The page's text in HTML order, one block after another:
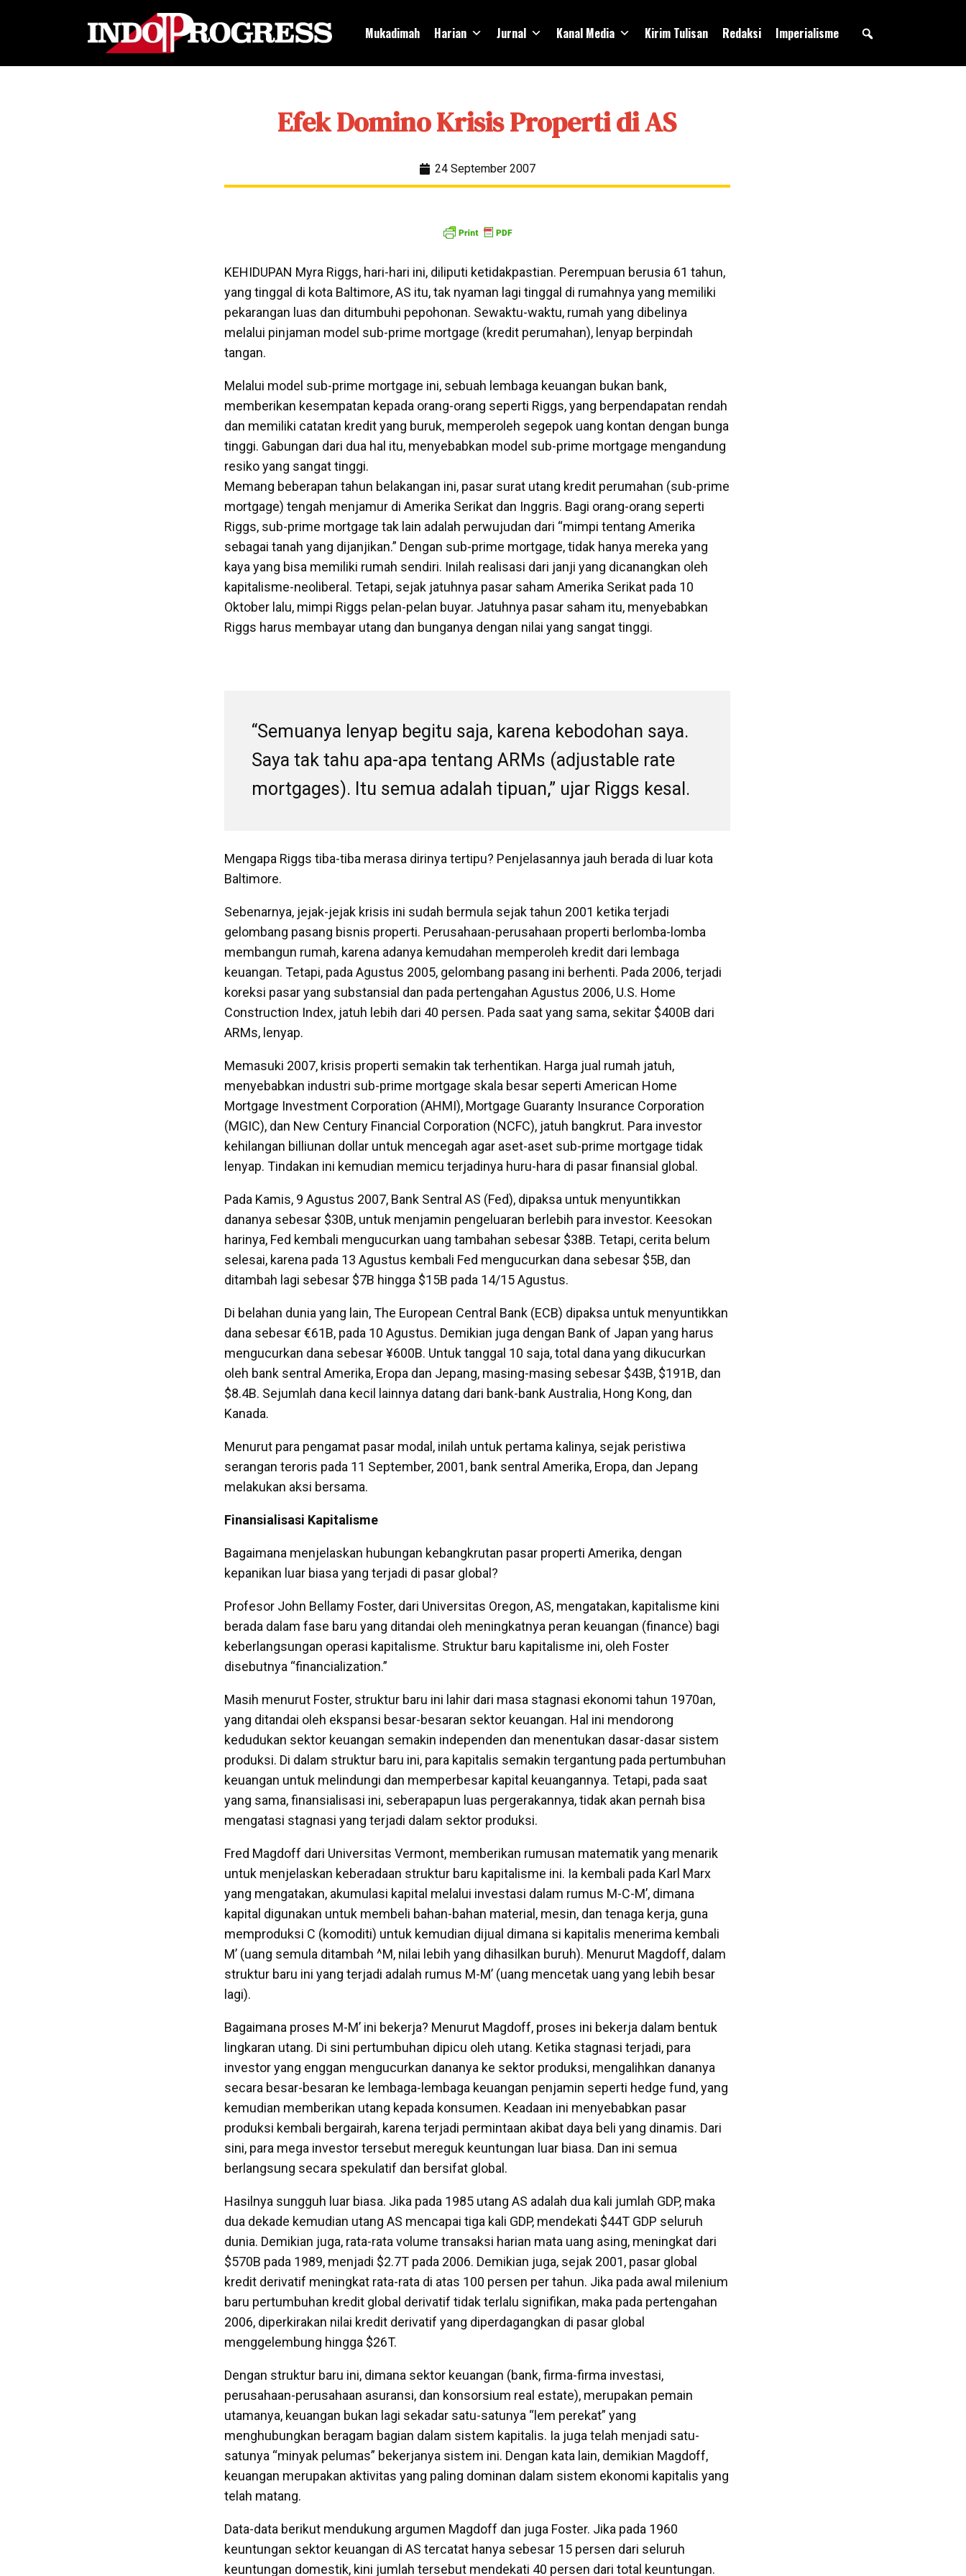
Mukadimah Harian Jurnal Kanal Media Kirim Tulisan Redaksi Imperialisme
Efek Domino Krisis Properti di AS
24 September 2007
KEHIDUPAN Myra Riggs, hari-hari ini, diliputi ketidakpastian. Perempuan berusia 61 tahun,
yang tinggal di kota Baltimore, AS itu, tak nyaman lagi tinggal di rumahnya yang memiliki
pekarangan luas dan ditumbuhi pepohonan. Sewaktu-waktu, rumah yang dibelinya
melalui pinjaman model sub-prime mortgage (kredit perumahan), lenyap berpindah
tangan.
Melalui model sub-prime mortgage ini, sebuah lembaga keuangan bukan bank,
memberikan kesempatan kepada orang-orang seperti Riggs, yang berpendapatan rendah
dan memiliki catatan kredit yang buruk, memperoleh segepok uang kontan dengan bunga
tinggi. Gabungan dari dua hal itu, menyebabkan model sub-prime mortgage mengandung
resiko yang sangat tinggi.
Memang beberapan tahun belakangan ini, pasar surat utang kredit perumahan (sub-prime
mortgage) tengah menjamur di Amerika Serikat dan Inggris. Bagi orang-orang seperti
Riggs, sub-prime mortgage tak lain adalah perwujudan dari “mimpi tentang Amerika
sebagai tanah yang dijanjikan.” Dengan sub-prime mortgage, tidak hanya mereka yang
kaya yang bisa memiliki rumah sendiri. Inilah realisasi dari janji yang dicanangkan oleh
kapitalisme-neoliberal. Tetapi, sejak jatuhnya pasar saham Amerika Serikat pada 10
Oktober lalu, mimpi Riggs pelan-pelan buyar. Jatuhnya pasar saham itu, menyebabkan
Riggs harus membayar utang dan bunganya dengan nilai yang sangat tinggi.
“Semuanya lenyap begitu saja, karena kebodohan saya.
Saya tak tahu apa-apa tentang ARMs (adjustable rate
mortgages). Itu semua adalah tipuan,” ujar Riggs kesal.
Mengapa Riggs tiba-tiba merasa dirinya tertipu? Penjelasannya jauh berada di luar kota
Baltimore.
Sebenarnya, jejak-jejak krisis ini sudah bermula sejak tahun 2001 ketika terjadi
gelombang pasang bisnis properti. Perusahaan-perusahaan properti berlomba-lomba
membangun rumah, karena adanya kemudahan memperoleh kredit dari lembaga
keuangan. Tetapi, pada Agustus 2005, gelombang pasang ini berhenti. Pada 2006, terjadi
koreksi pasar yang substansial dan pada pertengahan Agustus 2006, U.S. Home
Construction Index, jatuh lebih dari 40 persen. Pada saat yang sama, sekitar $400B dari
ARMs, lenyap.
Memasuki 2007, krisis properti semakin tak terhentikan. Harga jual rumah jatuh,
menyebabkan industri sub-prime mortgage skala besar seperti American Home
Mortgage Investment Corporation (AHMI), Mortgage Guaranty Insurance Corporation
(MGIC), dan New Century Financial Corporation (NCFC), jatuh bangkrut. Para investor
kehilangan billiunan dollar untuk mencegah agar aset-aset sub-prime mortgage tidak
lenyap. Tindakan ini kemudian memicu terjadinya huru-hara di pasar finansial global.
Pada Kamis, 9 Agustus 2007, Bank Sentral AS (Fed), dipaksa untuk menyuntikkan
dananya sebesar $30B, untuk menjamin pengeluaran berlebih para investor. Keesokan
harinya, Fed kembali mengucurkan uang tambahan sebesar $38B. Tetapi, cerita belum
selesai, karena pada 13 Agustus kembali Fed mengucurkan dana sebesar $5B, dan
ditambah lagi sebesar $7B hingga $15B pada 14/15 Agustus.
Di belahan dunia yang lain, The European Central Bank (ECB) dipaksa untuk menyuntikkan
dana sebesar €61B, pada 10 Agustus. Demikian juga dengan Bank of Japan yang harus
mengucurkan dana sebesar ¥600B. Untuk tanggal 10 saja, total dana yang dikucurkan
oleh bank sentral Amerika, Eropa dan Jepang, masing-masing sebesar $43B, $191B, dan
$8.4B. Sejumlah dana kecil lainnya datang dari bank-bank Australia, Hong Kong, dan
Kanada.
Menurut para pengamat pasar modal, inilah untuk pertama kalinya, sejak peristiwa
serangan teroris pada 11 September, 2001, bank sentral Amerika, Eropa, dan Jepang
melakukan aksi bersama.
Finansialisasi Kapitalisme
Bagaimana menjelaskan hubungan kebangkrutan pasar properti Amerika, dengan
kepanikan luar biasa yang terjadi di pasar global?
Profesor John Bellamy Foster, dari Universitas Oregon, AS, mengatakan, kapitalisme kini
berada dalam fase baru yang ditandai oleh meningkatnya peran keuangan (finance) bagi
keberlangsungan operasi kapitalisme. Struktur baru kapitalisme ini, oleh Foster
disebutnya “financialization.”
Masih menurut Foster, struktur baru ini lahir dari masa stagnasi ekonomi tahun 1970an,
yang ditandai oleh ekspansi besar-besaran sektor keuangan. Hal ini mendorong
kedudukan sektor keuangan semakin independen dan menentukan dasar-dasar sistem
produksi. Di dalam struktur baru ini, para kapitalis semakin tergantung pada pertumbuhan
keuangan untuk melindungi dan memperbesar kapital keuangannya. Tetapi, pada saat
yang sama, finansialisasi ini, seberapapun luas pergerakannya, tidak akan pernah bisa
mengatasi stagnasi yang terjadi dalam sektor produksi.
Fred Magdoff dari Universitas Vermont, memberikan rumusan matematik yang menarik
untuk menjelaskan keberadaan struktur baru kapitalisme ini. Ia kembali pada Karl Marx
yang mengatakan, akumulasi kapital melalui investasi dalam rumus M-C-M’, dimana
kapital digunakan untuk membeli bahan-bahan material, mesin, dan tenaga kerja, guna
memproduksi C (komoditi) untuk kemudian dijual dimana si kapitalis menerima kembali
M’ (uang semula ditambah ^M, nilai lebih yang dihasilkan buruh). Menurut Magdoff, dalam
struktur baru ini yang terjadi adalah rumus M-M’ (uang mencetak uang yang lebih besar
lagi).
Bagaimana proses M-M’ ini bekerja? Menurut Magdoff, proses ini bekerja dalam bentuk
lingkaran utang. Di sini pertumbuhan dipicu oleh utang. Ketika stagnasi terjadi, para
investor yang enggan mengucurkan dananya ke sektor produksi, mengalihkan dananya
secara besar-besaran ke lembaga-lembaga keuangan penjamin seperti hedge fund, yang
kemudian memberikan utang kepada konsumen. Keadaan ini menyebabkan pasar
produksi kembali bergairah, karena terjadi permintaan akibat daya beli yang dinamis. Dari
sini, para mega investor tersebut mereguk keuntungan luar biasa. Dan ini semua
berlangsung secara spekulatif dan bersifat global.
Hasilnya sungguh luar biasa. Jika pada 1985 utang AS adalah dua kali jumlah GDP, maka
dua dekade kemudian utang AS mencapai tiga kali GDP, mendekati $44T GDP seluruh
dunia. Demikian juga, rata-rata volume transaksi harian mata uang asing, meningkat dari
$570B pada 1989, menjadi $2.7T pada 2006. Demikian juga, sejak 2001, pasar global
kredit derivatif meningkat rata-rata di atas 100 persen per tahun. Jika pada awal milenium
baru pertumbuhan kredit global derivatif tidak terlalu signifikan, maka pada pertengahan
2006, diperkirakan nilai kredit derivatif yang diperdagangkan di pasar global
menggelembung hingga $26T.
Dengan struktur baru ini, dimana sektor keuangan (bank, firma-firma investasi,
perusahaan-perusahaan asuransi, dan konsorsium real estate), merupakan pemain
utamanya, keuangan bukan lagi sekadar satu-satunya “lem perekat” yang
menghubungkan beragam bagian dalam sistem kapitalis. Ia juga telah menjadi satu-
satunya “minyak pelumas” bekerjanya sistem ini. Dengan kata lain, demikian Magdoff,
keuangan merupakan aktivitas yang paling dominan dalam sistem ekonomi kapitalis yang
telah matang.
Data-data berikut mendukung argumen Magdoff dan juga Foster. Jika pada 1960
keuntungan sektor keuangan di AS tercatat hanya sebesar 15 persen dari seluruh
keuntungan domestik, kini jumlah tersebut mendekati 40 persen dari total keuntungan.